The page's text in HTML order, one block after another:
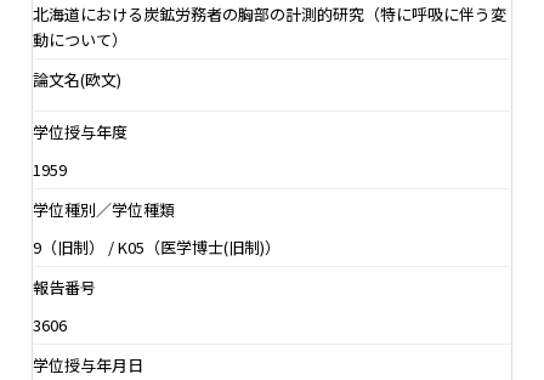
北海道における炭鉱労務者の胸部の計測的研究（特に呼吸に伴う変
動について）
論文名(欧文)
学位授与年度
1959
学位種別／学位種類
9（旧制） / K05（医学博士(旧制)）
報告番号
3606
学位授与年月日